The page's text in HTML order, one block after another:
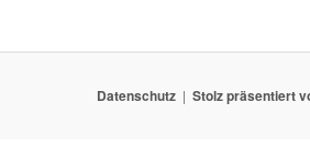
Datenschutz Stolz präsentiert